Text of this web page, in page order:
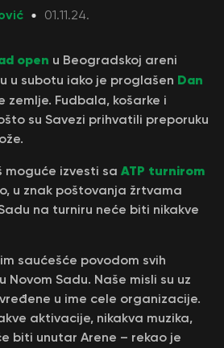
01.11.24.
open u Beogradskoj areni
u subotu iako je proglašen Dan
zemlje. Fudbala, košarke i
su Savezi prihvatili preporuku
moguće izvesti sa ATP turnirom
u znak poštovanja žrtvama
na turniru neće biti nikakve
saućešće povodom svih
Sadu. Naše misli su uz
u ime cele organizacije.
aktivacije, nikakva muzika,
biti unutar Arene – rekao je